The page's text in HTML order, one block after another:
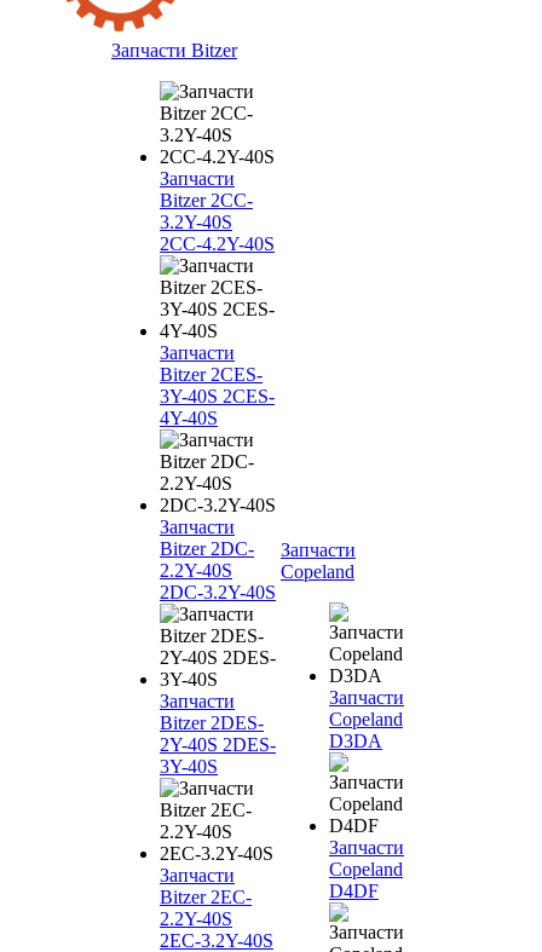
Запчасти Bitzer
Запчасти
Bitzer 2CC-
3.2Y-40S
2CC-4.2Y-40S
Запчасти
Bitzer 2CES-
3Y-40S 2CES-
4Y-40S
Запчасти
Bitzer 2DC-
2.2Y-40S
2DC-3.2Y-40S
Запчасти
Bitzer 2DES-
2Y-40S 2DES-
3Y-40S
Запчасти
Bitzer 2EC-
2.2Y-40S
2EC-3.2Y-40S
Запчасти
Copeland
Запчасти
Copeland
D3DA
Запчасти
Copeland
D4DF